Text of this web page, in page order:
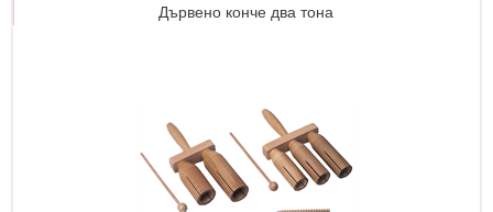
Дървено конче два тона